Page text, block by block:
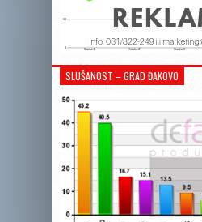
SLUŠANOST – GRAD ĐAKOVO